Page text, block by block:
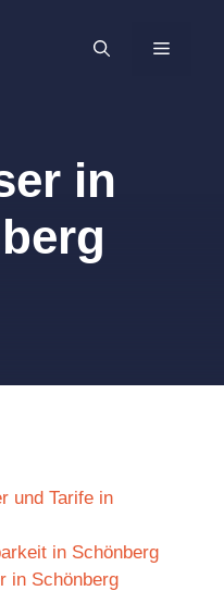
MENÜ
in
und Tarife in
in Schönberg
in Schönberg